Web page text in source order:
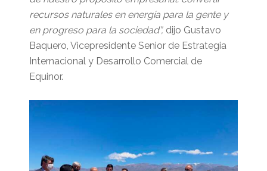
recursos naturales en energía para la gente y
en progreso para la sociedad”, dijo Gustavo
Baquero, Vicepresidente Senior de Estrategia
Internacional y Desarrollo Comercial de
Equinor.